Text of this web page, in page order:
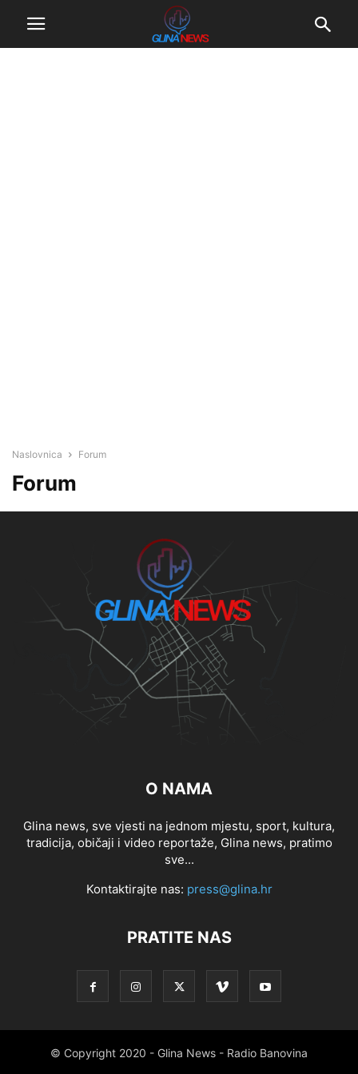
Naslovnica Forum
Forum
O NAMA
Glina news, sve vjesti na jednom mjestu, sport, kultura,
tradicija, običaji i video reportaže, Glina news, pratimo
sve...
Kontaktirajte nas: press@glina.hr
PRATITE NAS
© Copyright 2020 - Glina News - Radio Banovina